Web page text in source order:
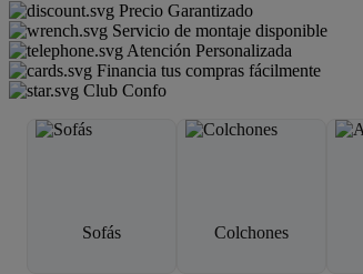
Precio Garantizado
Servicio de montaje disponible
Atención Personalizada
Financia tus compras fácilmente
Club Confo
Sofás Colchones